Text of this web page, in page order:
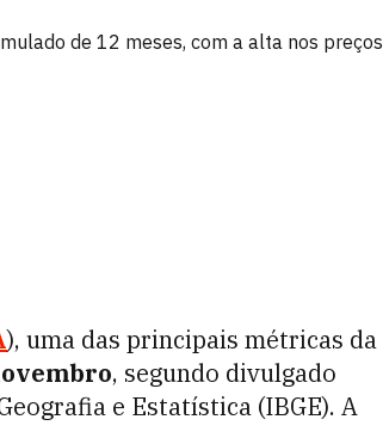
de 12 meses, com a alta nos preços
), uma das principais métricas da
, segundo divulgado
e Estatística (IBGE). A